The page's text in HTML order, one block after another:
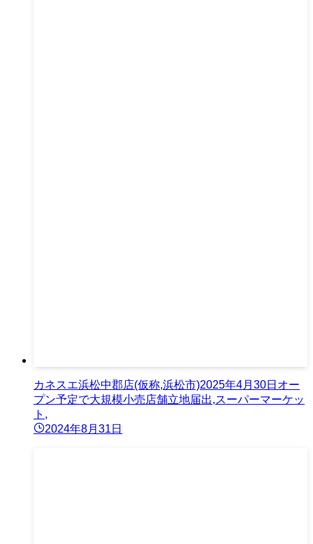
カネスエ浜松中郡店(仮称,浜松市)2025年4月30日オー
プン予定で大規模小売店舗立地届出,スーパーマーケッ
ト,
2024年8月31日